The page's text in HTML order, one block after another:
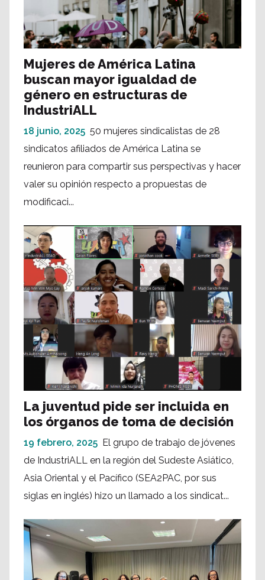
Mujeres de América Latina
buscan mayor igualdad de
género en estructuras de
IndustriALL
18 junio, 2025 50 mujeres sindicalistas de 28
sindicatos afiliados de América Latina se
reunieron para compartir sus perspectivas y hacer
valer su opinión respecto a propuestas de
modificaci...
La juventud pide ser incluida en
los órganos de toma de decisión
19 febrero, 2025 El grupo de trabajo de jóvenes
de IndustriALL en la región del Sudeste Asiático,
Asia Oriental y el Pacífico (SEA2PAC, por sus
siglas en inglés) hizo un llamado a los sindicat...